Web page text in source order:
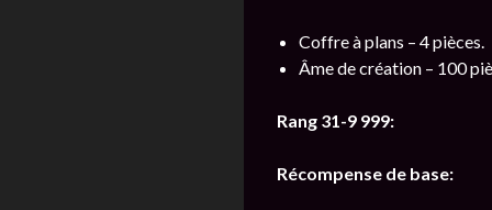
Coffre à plans – 4 pièces.
Âme de création – 100
Rang 31-9 999:
Récompense de base: